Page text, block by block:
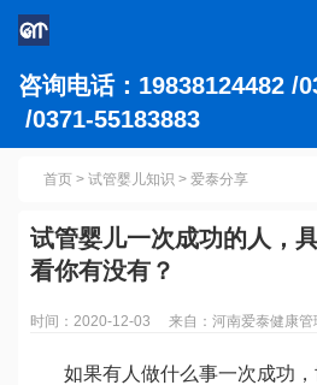
咨询电话：19838124482 /
/0371-55183883
首页 > 试管婴儿知识 > 爱泰分享
试管婴儿一次成功的人，
看你有没有？
时间：2020-12-03 来自：河南爱泰健康管
如果有人做什么事一次成功